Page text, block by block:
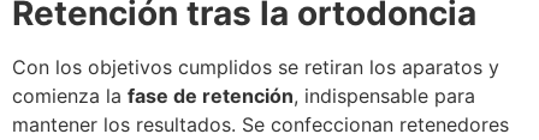
Retención tras la ortodoncia
Con los objetivos cumplidos se retiran los aparatos y
comienza la fase de retención, indispensable para
mantener los resultados. Se confeccionan retenedores